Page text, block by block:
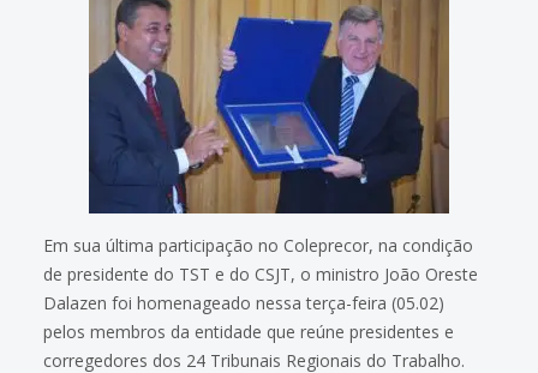
Em sua última participação no Coleprecor, na condição
de presidente do TST e do CSJT, o ministro João Oreste
Dalazen foi homenageado nessa terça-feira (05.02)
pelos membros da entidade que reúne presidentes e
corregedores dos 24 Tribunais Regionais do Trabalho.